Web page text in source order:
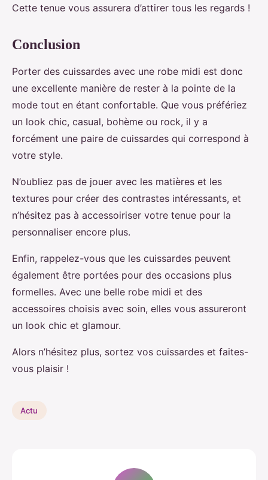
Cette tenue vous assurera d’attirer tous les regards !
Conclusion
Porter des cuissardes avec une robe midi est donc
une excellente manière de rester à la pointe de la
mode tout en étant confortable. Que vous préfériez
un look chic, casual, bohème ou rock, il y a
forcément une paire de cuissardes qui correspond à
votre style.
N’oubliez pas de jouer avec les matières et les
textures pour créer des contrastes intéressants, et
n’hésitez pas à accessoiriser votre tenue pour la
personnaliser encore plus.
Enfin, rappelez-vous que les cuissardes peuvent
également être portées pour des occasions plus
formelles. Avec une belle robe midi et des
accessoires choisis avec soin, elles vous assureront
un look chic et glamour.
Alors n’hésitez plus, sortez vos cuissardes et faites-
vous plaisir !
Actu